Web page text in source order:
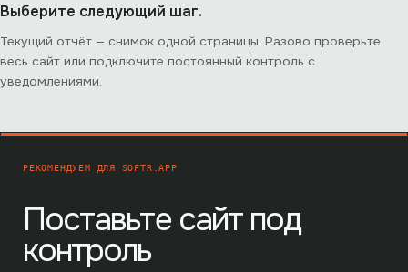
Выберите следующий шаг.
Текущий отчёт — снимок одной страницы. Разово проверьте
весь сайт или подключите постоянный контроль с
уведомлениями.
РЕКОМЕНДУЕМ ДЛЯ SOFTR.APP
Поставьте сайт под
контроль